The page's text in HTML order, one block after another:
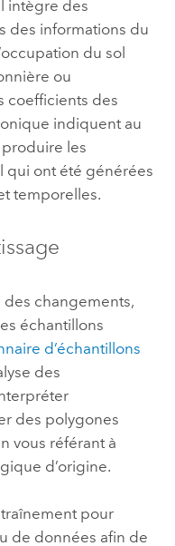
intègre des
des informations du
du sol
ou
coefficients des
indiquent au
les
qui ont été générées
temporelles.
des changements,
échantillons
d’échantillons
des
des polygones
vous référant à
d’origine.
pour
de données afin de